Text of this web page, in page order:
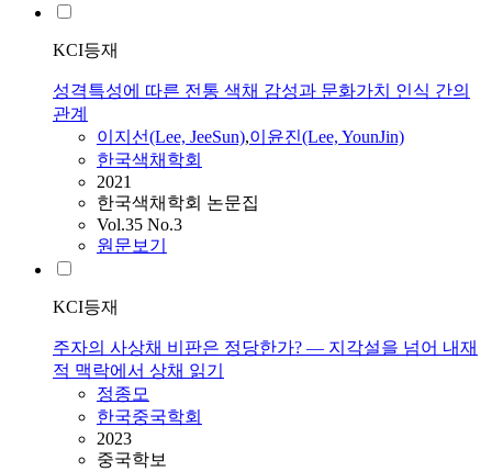
KCI등재
성격특성에 따른 전통 색채 감성과 문화가치 인식 간의
관계
이지선(Lee, JeeSun),이윤진(Lee, YounJin)
한국색채학회
2021
한국색채학회 논문집
Vol.35 No.3
원문보기
KCI등재
주자의 사상채 비판은 정당한가? — 지각설을 넘어 내재
적 맥락에서 상채 읽기
정종모
한국중국학회
2023
중국학보